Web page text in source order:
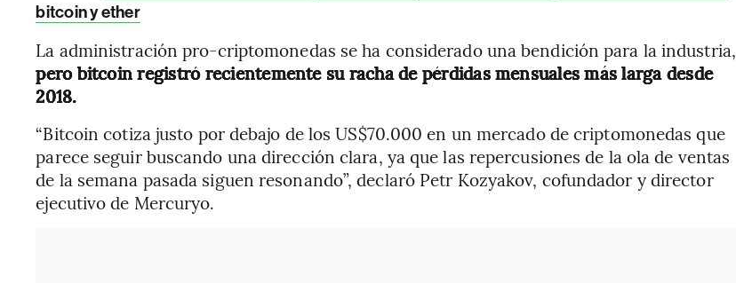
bitcoin y ether
La administración pro-criptomonedas se ha considerado una bendición para la industria,
pero bitcoin registró recientemente su racha de pérdidas mensuales más larga desde
2018.
“Bitcoin cotiza justo por debajo de los US$70.000 en un mercado de criptomonedas que
parece seguir buscando una dirección clara, ya que las repercusiones de la ola de ventas
de la semana pasada siguen resonando”, declaró Petr Kozyakov, cofundador y director
ejecutivo de Mercuryo.